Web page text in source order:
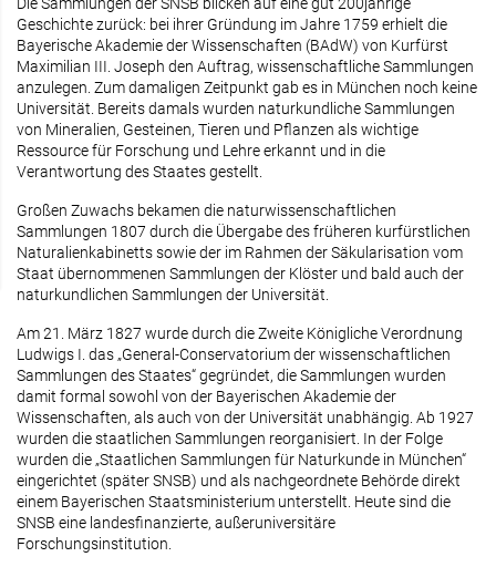
Geschichte zurück: bei ihrer Gründung im Jahre 1759 erhielt die
Bayerische Akademie der Wissenschaften (BAdW) von Kurfürst
Maximilian III. Joseph den Auftrag, wissenschaftliche Sammlungen
anzulegen. Zum damaligen Zeitpunkt gab es in München noch keine
Universität. Bereits damals wurden naturkundliche Sammlungen
von Mineralien, Gesteinen, Tieren und Pflanzen als wichtige
Ressource für Forschung und Lehre erkannt und in die
Verantwortung des Staates gestellt.
Großen Zuwachs bekamen die naturwissenschaftlichen
Sammlungen 1807 durch die Übergabe des früheren kurfürstlichen
Naturalienkabinetts sowie der im Rahmen der Säkularisation vom
Staat übernommenen Sammlungen der Klöster und bald auch der
naturkundlichen Sammlungen der Universität.
Am 21. März 1827 wurde durch die Zweite Königliche Verordnung
Ludwigs I. das „General-Conservatorium der wissenschaftlichen
Sammlungen des Staates“ gegründet, die Sammlungen wurden
damit formal sowohl von der Bayerischen Akademie der
Wissenschaften, als auch von der Universität unabhängig. Ab 1927
wurden die staatlichen Sammlungen reorganisiert. In der Folge
wurden die „Staatlichen Sammlungen für Naturkunde in München“
eingerichtet (später SNSB) und als nachgeordnete Behörde direkt
einem Bayerischen Staatsministerium unterstellt. Heute sind die
SNSB eine landesfinanzierte, außeruniversitäre
Forschungsinstitution.